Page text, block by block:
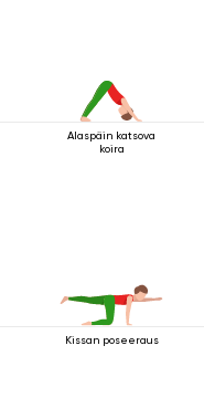
Alaspäin katsova
koira
Kissan poseeraus